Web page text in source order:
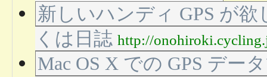
新しいハンディ GPS が
くは日誌http://
Mac OS X での GPS デー